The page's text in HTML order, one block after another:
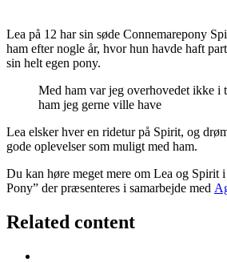
Lea på 12 har sin søde Connemarepony
ham efter nogle år, hvor hun havde haft
sin helt egen pony.
Med ham var jeg overhovedet ikke i
ham jeg gerne ville have
Lea elsker hver en ridetur på Spirit, og
gode oplevelser som muligt med ham.
Du kan høre meget mere om Lea og Spirit
Pony” der præsenteres i samarbejde med
Related content